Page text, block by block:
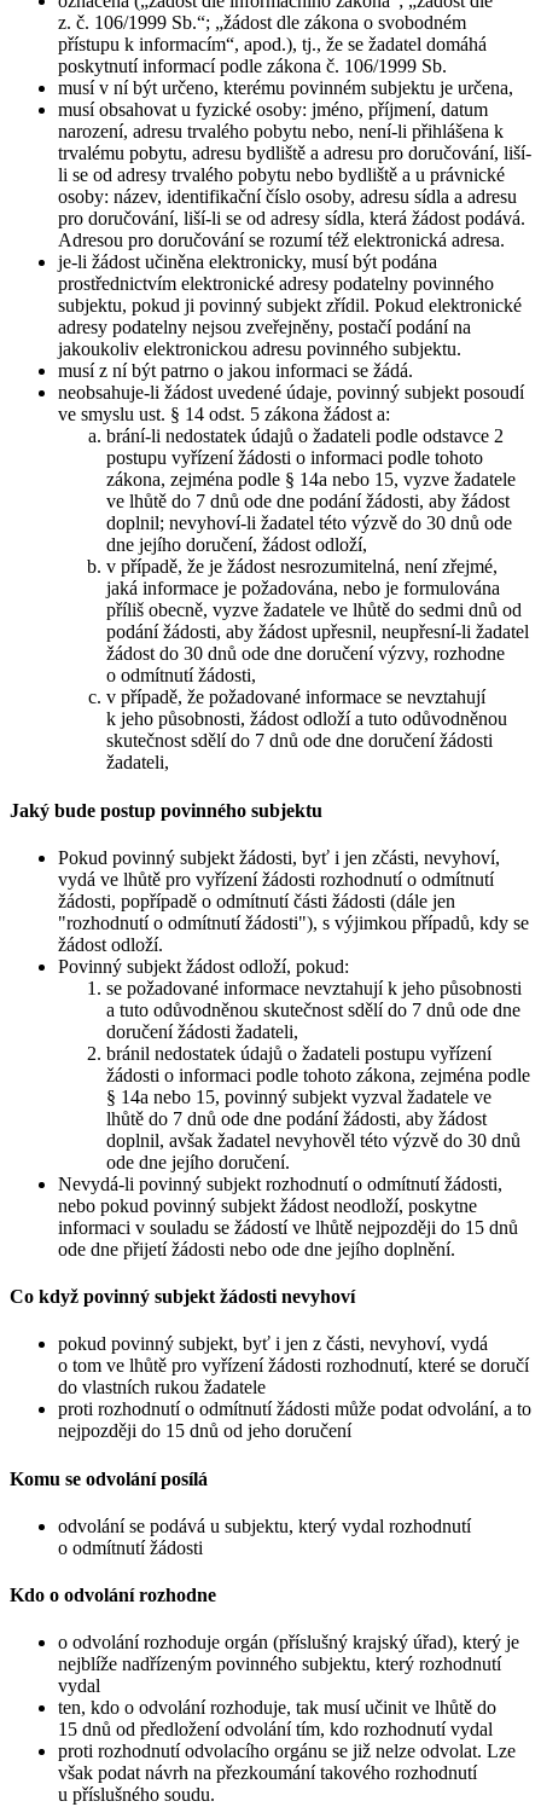
z. č. 106/1999 Sb.“; „žádost dle zákona o svobodném
přístupu k informacím“, apod.), tj., že se žadatel domáhá
poskytnutí informací podle zákona č. 106/1999 Sb.
musí v ní být určeno, kterému povinném subjektu je určena,
musí obsahovat u fyzické osoby: jméno, příjmení, datum
narození, adresu trvalého pobytu nebo, není-li přihlášena k
trvalému pobytu, adresu bydliště a adresu pro doručování, liší-
li se od adresy trvalého pobytu nebo bydliště a u právnické
osoby: název, identifikační číslo osoby, adresu sídla a adresu
pro doručování, liší-li se od adresy sídla, která žádost podává.
Adresou pro doručování se rozumí též elektronická adresa.
je-li žádost učiněna elektronicky, musí být podána
prostřednictvím elektronické adresy podatelny povinného
subjektu, pokud ji povinný subjekt zřídil. Pokud elektronické
adresy podatelny nejsou zveřejněny, postačí podání na
jakoukoliv elektronickou adresu povinného subjektu.
musí z ní být patrno o jakou informaci se žádá.
neobsahuje-li žádost uvedené údaje, povinný subjekt posoudí
ve smyslu ust. § 14 odst. 5 zákona žádost a:
brání-li nedostatek údajů o žadateli podle odstavce 2
postupu vyřízení žádosti o informaci podle tohoto
zákona, zejména podle § 14a nebo 15, vyzve žadatele
ve lhůtě do 7 dnů ode dne podání žádosti, aby žádost
doplnil; nevyhoví-li žadatel této výzvě do 30 dnů ode
dne jejího doručení, žádost odloží,
v případě, že je žádost nesrozumitelná, není zřejmé,
jaká informace je požadována, nebo je formulována
příliš obecně, vyzve žadatele ve lhůtě do sedmi dnů od
podání žádosti, aby žádost upřesnil, neupřesní-li žadatel
žádost do 30 dnů ode dne doručení výzvy, rozhodne
o odmítnutí žádosti,
v případě, že požadované informace se nevztahují
k jeho působnosti, žádost odloží a tuto odůvodněnou
skutečnost sdělí do 7 dnů ode dne doručení žádosti
žadateli,
Jaký bude postup povinného subjektu
Pokud povinný subjekt žádosti, byť i jen zčásti, nevyhoví,
vydá ve lhůtě pro vyřízení žádosti rozhodnutí o odmítnutí
žádosti, popřípadě o odmítnutí části žádosti (dále jen
"rozhodnutí o odmítnutí žádosti"), s výjimkou případů, kdy se
žádost odloží.
Povinný subjekt žádost odloží, pokud:
se požadované informace nevztahují k jeho působnosti
a tuto odůvodněnou skutečnost sdělí do 7 dnů ode dne
doručení žádosti žadateli,
bránil nedostatek údajů o žadateli postupu vyřízení
žádosti o informaci podle tohoto zákona, zejména podle
§ 14a nebo 15, povinný subjekt vyzval žadatele ve
lhůtě do 7 dnů ode dne podání žádosti, aby žádost
doplnil, avšak žadatel nevyhověl této výzvě do 30 dnů
ode dne jejího doručení.
Nevydá-li povinný subjekt rozhodnutí o odmítnutí žádosti,
nebo pokud povinný subjekt žádost neodloží, poskytne
informaci v souladu se žádostí ve lhůtě nejpozději do 15 dnů
ode dne přijetí žádosti nebo ode dne jejího doplnění.
Co když povinný subjekt žádosti nevyhoví
pokud povinný subjekt, byť i jen z části, nevyhoví, vydá
o tom ve lhůtě pro vyřízení žádosti rozhodnutí, které se doručí
do vlastních rukou žadatele
proti rozhodnutí o odmítnutí žádosti může podat odvolání, a to
nejpozději do 15 dnů od jeho doručení
Komu se odvolání posílá
odvolání se podává u subjektu, který vydal rozhodnutí
o odmítnutí žádosti
Kdo o odvolání rozhodne
o odvolání rozhoduje orgán (příslušný krajský úřad), který je
nejblíže nadřízeným povinného subjektu, který rozhodnutí
vydal
ten, kdo o odvolání rozhoduje, tak musí učinit ve lhůtě do
15 dnů od předložení odvolání tím, kdo rozhodnutí vydal
proti rozhodnutí odvolacího orgánu se již nelze odvolat. Lze
však podat návrh na přezkoumání takového rozhodnutí
u příslušného soudu.